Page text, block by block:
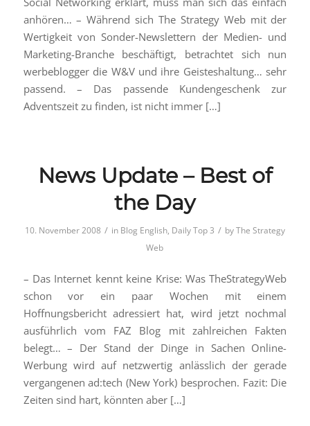
anhören… – Während sich The Strategy Web mit der
Wertigkeit von Sonder-Newslettern der Medien- und
Marketing-Branche beschäftigt, betrachtet sich nun
werbeblogger die W&V und ihre Geisteshaltung… sehr
passend. – Das passende Kundengeschenk zur
Adventszeit zu finden, ist nicht immer […]
News Update – Best of
the Day
10. November 2008 / in Blog English, Daily Top 3 / byThe Strategy
Web
– Das Internet kennt keine Krise: Was TheStrategyWeb
schon vor ein paar Wochen mit einem
Hoffnungsbericht adressiert hat, wird jetzt nochmal
ausführlich vom FAZ Blog mit zahlreichen Fakten
belegt… – Der Stand der Dinge in Sachen Online-
Werbung wird auf netzwertig anlässlich der gerade
vergangenen ad:tech (New York) besprochen. Fazit: Die
Zeiten sind hart, könnten aber […]